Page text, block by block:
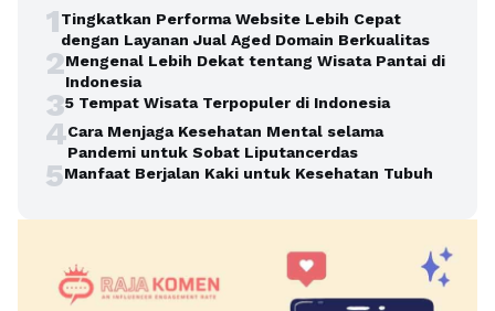
1Tingkatkan Performa Website Lebih Cepat
dengan Layanan Jual Aged Domain Berkualitas
2Mengenal Lebih Dekat tentang Wisata Pantai di
Indonesia
35 Tempat Wisata Terpopuler di Indonesia
4Cara Menjaga Kesehatan Mental selama
Pandemi untuk Sobat Liputancerdas
5Manfaat Berjalan Kaki untuk Kesehatan Tubuh